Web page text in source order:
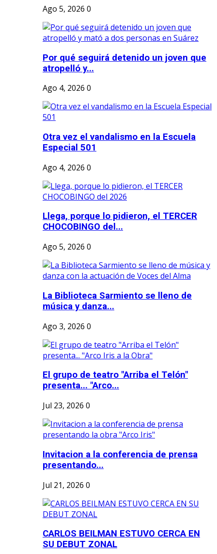
Ago 5, 2026 0
Por qué seguirá detenido un joven que
atropelló y...
Ago 4, 2026 0
Otra vez el vandalismo en la Escuela
Especial 501
Ago 4, 2026 0
Llega, porque lo pidieron, el TERCER
CHOCOBINGO del...
Ago 5, 2026 0
La Biblioteca Sarmiento se lleno de
música y danza...
Ago 3, 2026 0
El grupo de teatro "Arriba el Telón"
presenta... "Arco...
Jul 23, 2026 0
Invitacion a la conferencia de prensa
presentando...
Jul 21, 2026 0
CARLOS BEILMAN ESTUVO CERCA EN
SU DEBUT ZONAL